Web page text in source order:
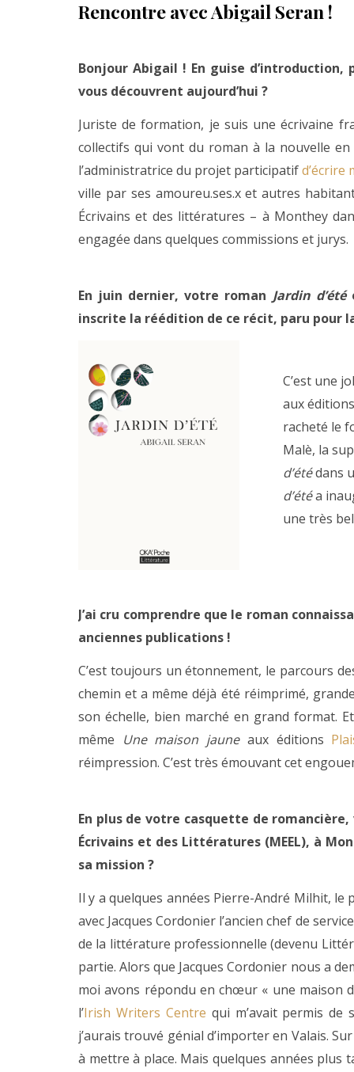
Rencontre avec Abigail Seran !
Bonjour Abigail ! En guise
vous découvrent aujourd’hui ?
Juriste de formation, je suis une écrivaine
collectifs qui vont du roman à la nouvelle
l’administratrice du projet participatifd’écrire
ville par ses amoureu.ses.x et autres
Écrivains et des littératures – à Monthey
engagée dans quelques commissions et jurys.
En juin dernier, votre roman Jardin d’été
inscrite la réédition de ce récit, paru pour
C’est une
aux
racheté le
Malè, la
d’étédans
d’étéa
une très
J’ai cru comprendre que le roman
anciennes publications !
C’est toujours un étonnement, le parcours
chemin et a même déjà été réimprimé,
son échelle, bien marché en grand format.
même Une maison jauneaux éditions
réimpression. C’est très émouvant cet
En plus de votre casquette de
Écrivains et des Littératures (MEEL), à
sa mission ?
Il y a quelques années Pierre-André Milhit, le
avec Jacques Cordonier l’ancien chef de
de la littérature professionnelle (devenu
partie. Alors que Jacques Cordonier nous a
moi avons répondu en chœur « une maison
l’Irish Writers Centre qui m’avait permis de
j’aurais trouvé génial d’importer en Valais.
à mettre à place. Mais quelques années